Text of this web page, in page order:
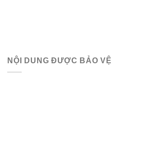
NỘI DUNG ĐƯỢC BẢO VỆ